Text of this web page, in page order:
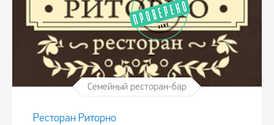
Семейный ресторан-бар
Ресторан Риторно